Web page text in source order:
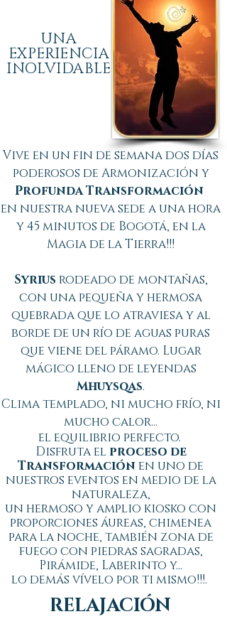
UNA
EXPERIENCIA
INOLVIDABLE
Vive en un fin de semana dos días
poderosos de Armonización y
Profunda Transformación
en nuestra nueva sede a una hora
y 45 minutos de Bogotá, en la
Magia de la Tierra!!!
Syrius rodeado de montañas,
con una pequeña y hermosa
quebrada que lo atraviesa y al
borde de un río de aguas puras
que viene del páramo. Lugar
mágico lleno de leyendas
Mhuysqas.
Clima templado, ni mucho frío, ni
mucho calor...
el equilibrio perfecto.
Disfruta el proceso de
Transformación en uno de
nuestros eventos en medio de la
naturaleza,
un hermoso y amplio kiosko con
proporciones áureas, chimenea
para la noche, también zona de
fuego con piedras sagradas,
Pirámide, Laberinto y...
lo demás vívelo por ti mismo!!!.
RELAJACIÓN